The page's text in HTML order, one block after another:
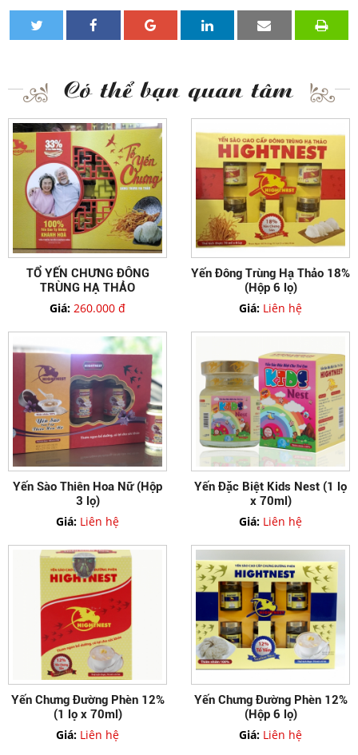
Có thể bạn quan tâm
TỔ YẾN CHƯNG ĐÔNG
TRÙNG HẠ THẢO
Giá: 260.000 đ
Yến Đông Trùng Hạ Thảo 18%
(Hộp 6 lọ)
Giá: Liên hệ
Yến Sào Thiên Hoa Nữ (Hộp
3 lọ)
Giá: Liên hệ
Yến Đặc Biệt Kids Nest (1 lọ
x 70ml)
Giá: Liên hệ
Yến Chưng Đường Phèn 12%
(1 lọ x 70ml)
Giá: Liên hệ
Yến Chưng Đường Phèn 12%
(Hộp 6 lọ)
Giá: Liên hệ